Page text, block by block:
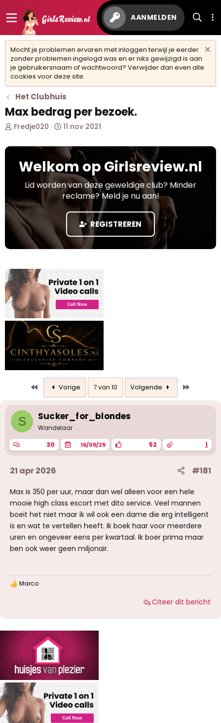
AANMELDEN
Mocht je problemen ervaren met inloggen terwijl je eerder
zonder problemen ingelogd was en er niks gewijzigd is aan
je gebruikersnaam of wachtwoord? Verwijder dan even alle
cookies voor deze site.
Het Clubhuis
Max bedrag per bezoek.
O
d
p
s
t
r
Fredje020
S
a
r
t
d
a
t
u
m
11 nov 2021
Welkom op Girlsreview.nl
Lid worden van deze geweldige club? Minder
reclame? Meld je nu aan!
REGISTREREN
Eerste Vorige 7 van 10 Volgende
S Sucker_for_blondes
Wandelaar
30 16/05/25 52 1
21 apr 2026 #181
Max is 350 per uur, maar dan wel alleen voor een hele
mooie high class escort met dito service. Veel mannen
boeit het niet maar ik wil ook een dame die erg intelligent
is en wat te vertellen heeft. Ik boek haar voor meerdere
uren en ongeveer eens per kwartaal. Ik boer prima maar
ben ook weer geen miljonair.
W
i
n
g
e
:
Marco
Citeer dit bericht